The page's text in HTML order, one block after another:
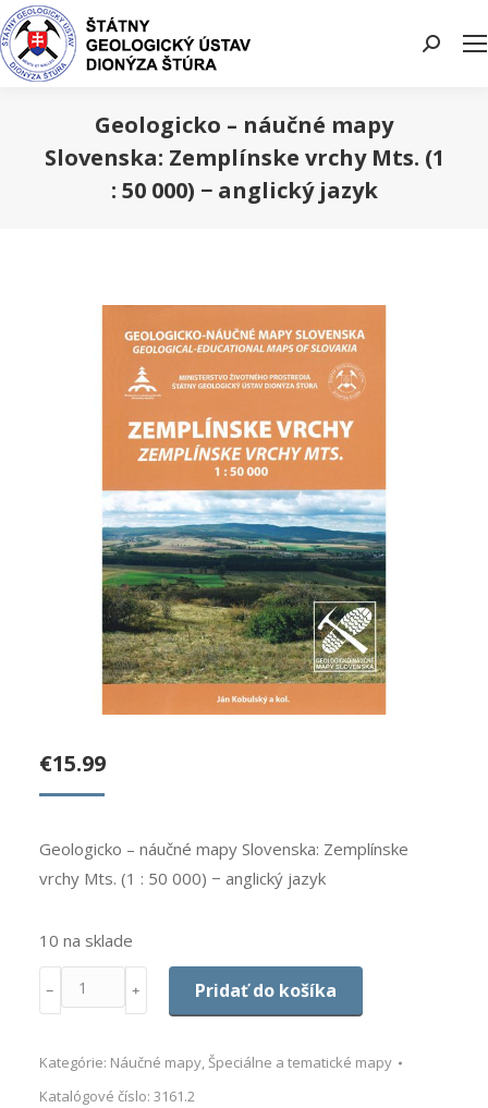
Search:
Geologicko – náučné mapy
Slovenska: Zemplínske vrchy Mts. (1
: 50 000) − anglický jazyk
€15.99
Geologicko – náučné mapy Slovenska: Zemplínske
vrchy Mts. (1 : 50 000) − anglický jazyk
10 na sklade
Množstvo
﹣ ﹢ Pridať do košíka
Kategórie: Náučné mapy,Špeciálne a tematické mapy
Katalógové číslo: 3161.2